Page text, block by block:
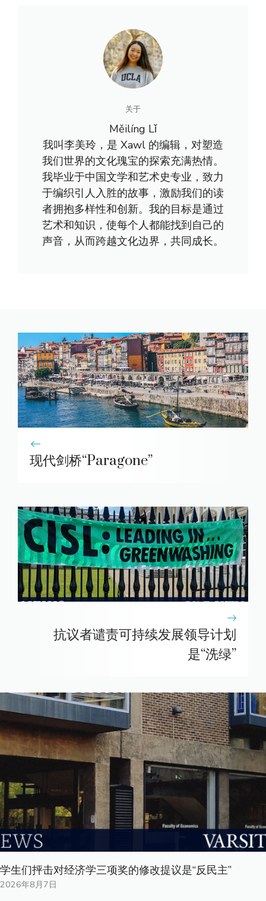
关于
Měilíng Lǐ
我叫李美玲，是 Xawl 的编辑，对塑造
我们世界的文化瑰宝的探索充满热情。
我毕业于中国文学和艺术史专业，致力
于编织引人入胜的故事，激励我们的读
者拥抱多样性和创新。我的目标是通过
艺术和知识，使每个人都能找到自己的
声音，从而跨越文化边界，共同成长。
现代剑桥“Paragone”
抗议者谴责可持续发展领导计划
是“洗绿”
学生们抨击对经济学三项奖的修改提议是“反民主”
2026年8月7日